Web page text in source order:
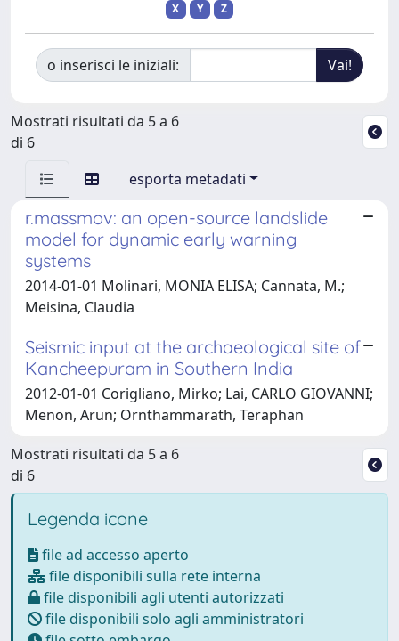
X
Y Z
o inserisci le iniziali:
Mostrati risultati da 5 a 6
di 6
esporta metadati
r.massmov: an open-source landslide
model for dynamic early warning
systems
2014-01-01 Molinari, MONIA ELISA; Cannata, M.;
Meisina, Claudia
Seismic input at the archaeological site of
Kancheepuram in Southern India
2012-01-01 Corigliano, Mirko; Lai, CARLO GIOVANNI;
Menon, Arun; Ornthammarath, Teraphan
Mostrati risultati da 5 a 6
di 6
Legenda icone
file ad accesso aperto
file disponibili sulla rete interna
file disponibili agli utenti autorizzati
file disponibili solo agli amministratori